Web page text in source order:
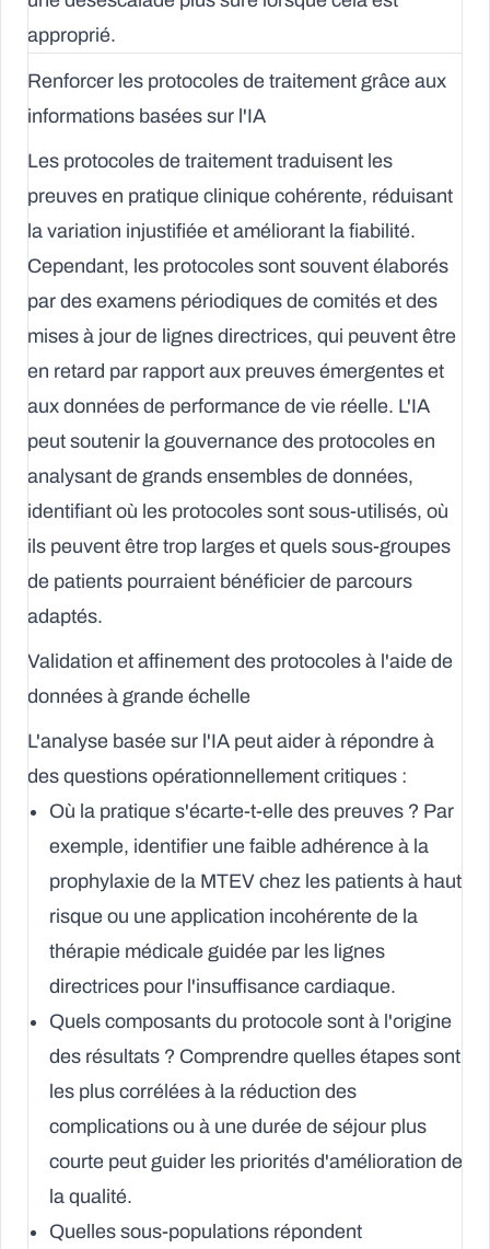
approprié.
Renforcer les protocoles de traitement grâce aux
informations basées sur l'IA
Les protocoles de traitement traduisent les
preuves en pratique clinique cohérente, réduisant
la variation injustifiée et améliorant la fiabilité.
Cependant, les protocoles sont souvent élaborés
par des examens périodiques de comités et des
mises à jour de lignes directrices, qui peuvent être
en retard par rapport aux preuves émergentes et
aux données de performance de vie réelle. L'IA
peut soutenir la gouvernance des protocoles en
analysant de grands ensembles de données,
identifiant où les protocoles sont sous-utilisés, où
ils peuvent être trop larges et quels sous-groupes
de patients pourraient bénéficier de parcours
adaptés.
Validation et affinement des protocoles à l'aide de
données à grande échelle
L'analyse basée sur l'IA peut aider à répondre à
des questions opérationnellement critiques :
Où la pratique s'écarte-t-elle des preuves ? Par
exemple, identifier une faible adhérence à la
prophylaxie de la MTEV chez les patients à haut
risque ou une application incohérente de la
thérapie médicale guidée par les lignes
directrices pour l'insuffisance cardiaque.
Quels composants du protocole sont à l'origine
des résultats ? Comprendre quelles étapes sont
les plus corrélées à la réduction des
complications ou à une durée de séjour plus
courte peut guider les priorités d'amélioration de
la qualité.
Quelles sous-populations répondent